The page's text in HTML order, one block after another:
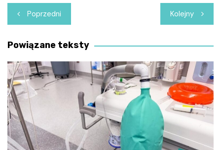
Nawigacja
wpisu
Poprzedni Kolejny
Powiązane teksty